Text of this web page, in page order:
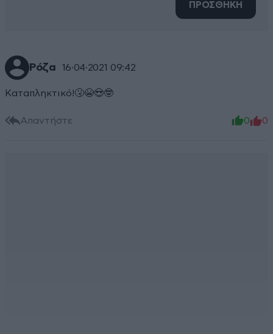
ΠΡΟΣΘΗΚΗ
Ρόζα 16·04·2021 09:42
Καταπληκτικό!🤧😭😍🤓
Απαντήστε 0 0